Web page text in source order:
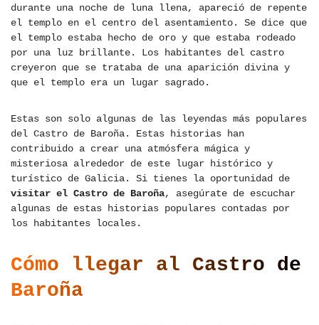
durante una noche de luna llena, apareció de repente
el templo en el centro del asentamiento. Se dice que
el templo estaba hecho de oro y que estaba rodeado
por una luz brillante. Los habitantes del castro
creyeron que se trataba de una aparición divina y
que el templo era un lugar sagrado.
Estas son solo algunas de las leyendas más populares
del Castro de Baroña. Estas historias han
contribuido a crear una atmósfera mágica y
misteriosa alrededor de este lugar histórico y
turístico de Galicia. Si tienes la oportunidad de
visitar el Castro de Baroña, asegúrate de escuchar
algunas de estas historias populares contadas por
los habitantes locales.
Cómo llegar al Castro de
Baroña